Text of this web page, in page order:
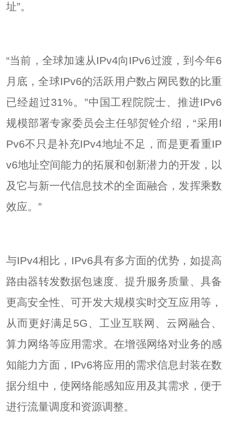
址”。
“当前，全球加速从IPv4向IPv6过渡，到今年6
月底，全球IPv6的活跃用户数占网民数的比重
已经超过31%。”中国工程院院士、推进IPv6
规模部署专家委员会主任邬贺铨介绍，“采用I
Pv6不只是补充IPv4地址不足，而是更看重IP
v6地址空间能力的拓展和创新潜力的开发，以
及它与新一代信息技术的全面融合，发挥乘数
效应。”
与IPv4相比，IPv6具有多方面的优势，如提高
路由器转发数据包速度、提升服务质量、具备
更高安全性、可开发大规模实时交互应用等，
从而更好满足5G、工业互联网、云网融合、
算力网络等应用需求。在增强网络对业务的感
知能力方面，IPv6将应用的需求信息封装在数
据分组中，使网络能感知应用及其需求，便于
进行流量调度和资源调整。